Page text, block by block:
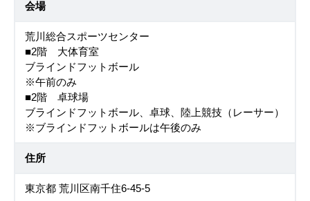
会場
荒川総合スポーツセンター
■2階 ⼤体育室
ブラインドフットボール
※午前のみ
■2階 卓球場
ブラインドフットボール、卓球、陸上競技（レーサー）
※ブラインドフットボールは午後のみ
住所
東京都 荒川区南千住6-45-5